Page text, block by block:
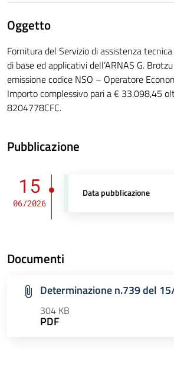
Oggetto
Fornitura del Servizio di assistenza
di base ed applicativi dell’ARNAS G.
emissione codice NSO – Operatore
Importo complessivo pari a € 33.098,45
8204778CFC.
Pubblicazione
15
06/2026
Data pubblicazione
Documenti
Determinazione n.739 del
304 KB
PDF